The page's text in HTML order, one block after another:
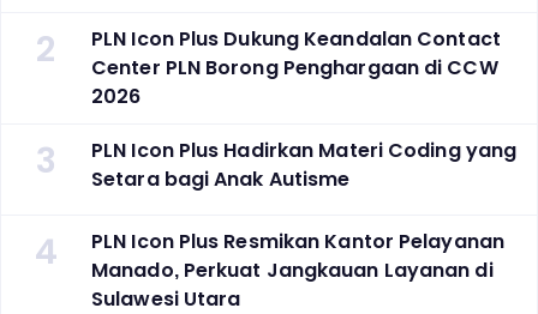
2
PLN Icon Plus Dukung Keandalan Contact
Center PLN Borong Penghargaan di CCW
2026
3
PLN Icon Plus Hadirkan Materi Coding yang
Setara bagi Anak Autisme
4
PLN Icon Plus Resmikan Kantor Pelayanan
Manado, Perkuat Jangkauan Layanan di
Sulawesi Utara